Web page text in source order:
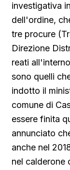
investigativa
dell'ordine,
tre procure
Direzione
reati
sono quelli
indotto il
comune di
essere finita
annunciato
anche nel
nel calderone